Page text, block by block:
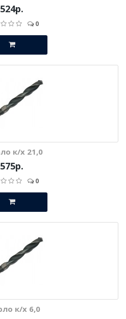
524р.
0
к/х 21,0
575р.
0
к/х 6,0